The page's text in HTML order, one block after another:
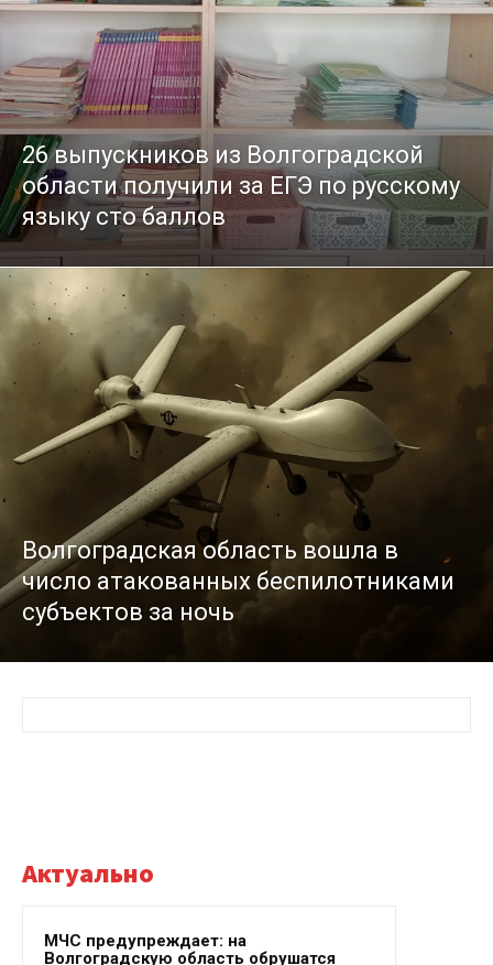
26 выпускников из Волгоградской
области получили за ЕГЭ по русскому
языку сто баллов
Волгоградская область вошла в
число атакованных беспилотниками
субъектов за ночь
Актуально
МЧС предупреждает: на
Волгоградскую область обрушатся